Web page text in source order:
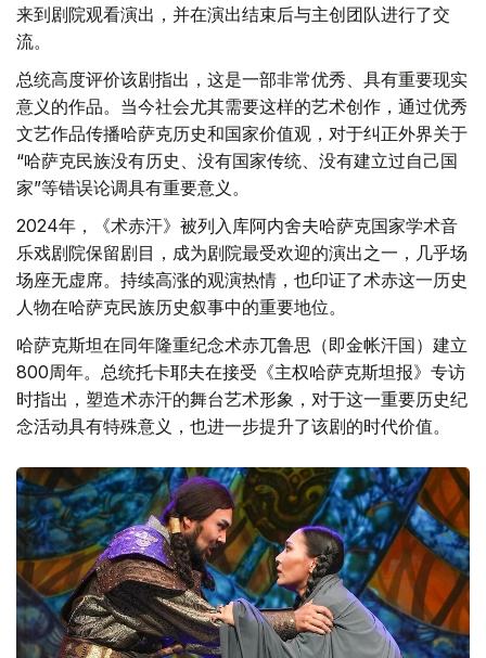
来到剧院观看演出，并在演出结束后与主创团队进行了交
流。
总统高度评价该剧指出，这是一部非常优秀、具有重要现实
意义的作品。当今社会尤其需要这样的艺术创作，通过优秀
文艺作品传播哈萨克历史和国家价值观，对于纠正外界关于
“哈萨克民族没有历史、没有国家传统、没有建立过自己国
家”等错误论调具有重要意义。
2024年，《术赤汗》被列入库阿内舍夫哈萨克国家学术音
乐戏剧院保留剧目，成为剧院最受欢迎的演出之一，几乎场
场座无虚席。持续高涨的观演热情，也印证了术赤这一历史
人物在哈萨克民族历史叙事中的重要地位。
哈萨克斯坦在同年隆重纪念术赤兀鲁思（即金帐汗国）建立
800周年。总统托卡耶夫在接受《主权哈萨克斯坦报》专访
时指出，塑造术赤汗的舞台艺术形象，对于这一重要历史纪
念活动具有特殊意义，也进一步提升了该剧的时代价值。